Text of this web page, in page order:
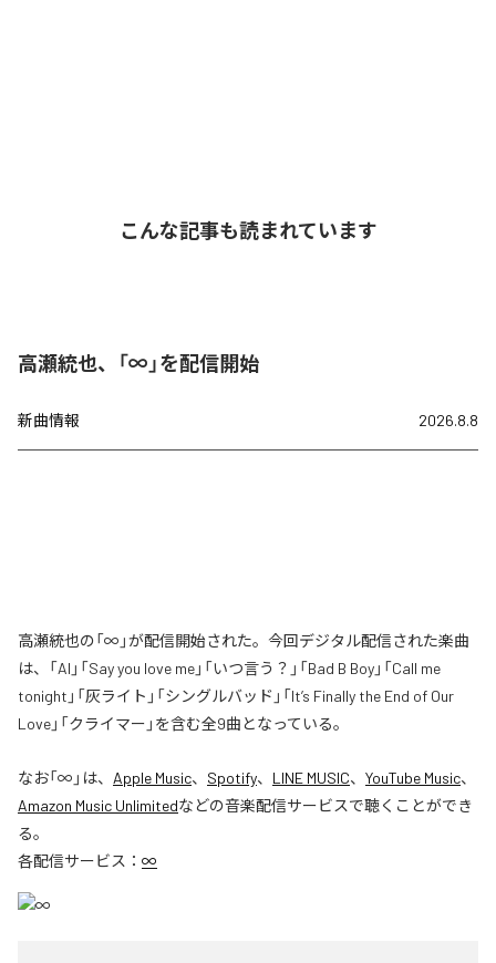
こんな記事も読まれています
高瀬統也、「∞」を配信開始
新曲情報 2026.8.8
高瀬統也の「∞」が配信開始された。今回デジタル配信された楽曲
は、「AI」「Say you love me」「いつ言う？」「Bad B Boy」「Call me
tonight」「灰ライト」「シングルバッド」「It’s Finally the End of Our
Love」「クライマー」を含む全9曲となっている。
なお「∞ 」は、 Apple Music、 Spotify、 LINE MUSIC、 YouTube Music、
Amazon Music Unlimitedなどの音楽配信サービスで聴くことができ
る。
各配信サービス： ∞